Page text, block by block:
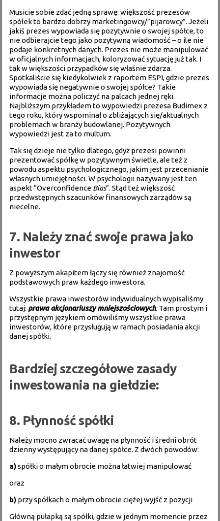
Musicie sobie zdać jedną sprawę: większość prezesów
spółek to bardzo dobrzy marketingowcy/”pijarowcy”. Jeżeli
jakiś prezes wypowiada się pozytywnie o swojej spółce, to
nie odbierajcie tego jako pozytywną wiadomość – o ile nie
podaje konkretnych danych. Prezes nie może manipulować
w oficjalnych informacjach, koloryzować sytuację już tak. I
tak w większości przypadków się właśnie zdarza.
Spotkaliście się kiedykolwiek z raportem ESPI, gdzie prezes
wypowiada się negatywnie o swojej spółce? Takie
informacje można policzyć na palcach jednej ręki.
Najbliższym przykładem to wypowiedzi prezesa Budimex z
tego roku, który wspominał o zbliżających się/aktualnych
problemach w branży budowlanej. Pozytywnych
wypowiedzi jest za to multum.
Tak się dzieje nie tylko dlatego, gdyż prezesi powinni
prezentować spółkę w pozytywnym świetle, ale też z
powodu aspektu psychologicznego, jakim jest przecenianie
własnych umiejętności. W psychologii nazywany jest ten
aspekt “Overconfidence Bias“. Stąd też większość
przedwstępnych szacunków finansowych zarządów są
niecelne.
7. Należy znać swoje prawa jako
inwestor
Z powyższym akapitem łączy się również znajomość
podstawowych praw każdego inwestora.
Wszystkie prawa inwestorów indywidualnych wypisaliśmy
tutaj: prawa akcjonariuszy mniejszościowych. Tam prostym i
przystępnym językiem omówiliśmy wszystkie prawa
inwestorów, które przysługują w ramach posiadania akcji
danej spółki.
Bardziej szczegółowe zasady
inwestowania na giełdzie:
8. Płynność spółki
Należy mocno zwracać uwagę na płynność i średni obrót
dzienny występujący na danej spółce. Z dwóch powodów:
a)spółki o małym obrocie można łatwiej manipulować
oraz
b) przy spółkach o małym obrocie ciężej wyjść z pozycji
Główną pułapką są spółki, gdzie w jednym momencie przez